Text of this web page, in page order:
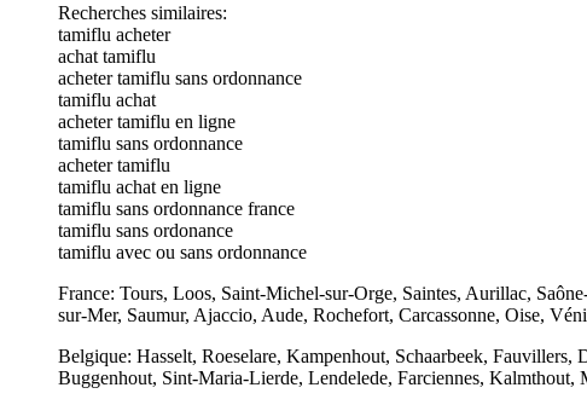
Recherches similaires:
tamiflu acheter
achat tamiflu
acheter tamiflu sans ordonnance
tamiflu achat
acheter tamiflu en ligne
tamiflu sans ordonnance
acheter tamiflu
tamiflu achat en ligne
tamiflu sans ordonnance france
tamiflu sans ordonance
tamiflu avec ou sans ordonnance
France: Tours, Loos, Saint-Michel-sur-Orge, Saintes, Aurillac,
sur-Mer, Saumur, Ajaccio, Aude, Rochefort, Carcassonne, Oise,
Belgique: Hasselt, Roeselare, Kampenhout, Schaarbeek,
Buggenhout, Sint-Maria-Lierde, Lendelede, Farciennes,